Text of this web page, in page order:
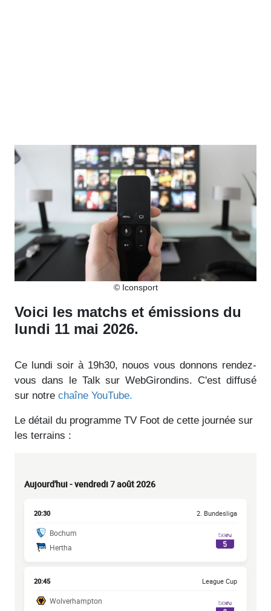
© Iconsport
Voici les matchs et émissions du
lundi 11 mai 2026.
Ce lundi soir à 19h30, nouos vous donnons rendez-
vous dans le Talk sur WebGirondins. C'est diffusé
sur notre chaîne YouTube.
Le détail du programme TV Foot de cette journée sur
les terrains :